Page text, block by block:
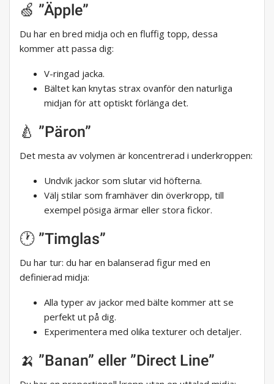
🍏 ”Äpple”
Du har en bred midja och en fluffig topp, dessa
kommer att passa dig:
V-ringad jacka.
Bältet kan knytas strax ovanför den naturliga
midjan för att optiskt förlänga det.
🍐 ”Päron”
Det mesta av volymen är koncentrerad i underkroppen:
Undvik jackor som slutar vid höfterna.
Välj stilar som framhäver din överkropp, till
exempel pösiga ärmar eller stora fickor.
🕐 ”Timglas”
Du har tur: du har en balanserad figur med en
definierad midja:
Alla typer av jackor med bälte kommer att se
perfekt ut på dig.
Experimentera med olika texturer och detaljer.
🍌 ”Banan” eller ”Direct Line”